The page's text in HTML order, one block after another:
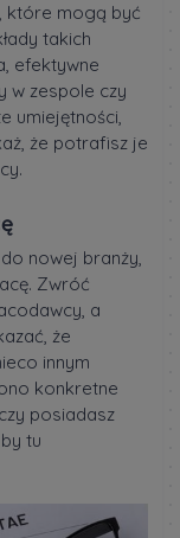
które mogą być
takich
efektywne
w zespole czy
umiejętności,
że potrafisz je
nowej branży,
Zwróć
a
że
innym
konkretne
posiadasz
tu